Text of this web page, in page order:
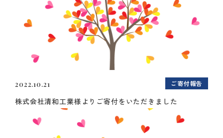
2022.10.21 ご寄付報告
株式会社清和工業様よりご寄付をいただきました